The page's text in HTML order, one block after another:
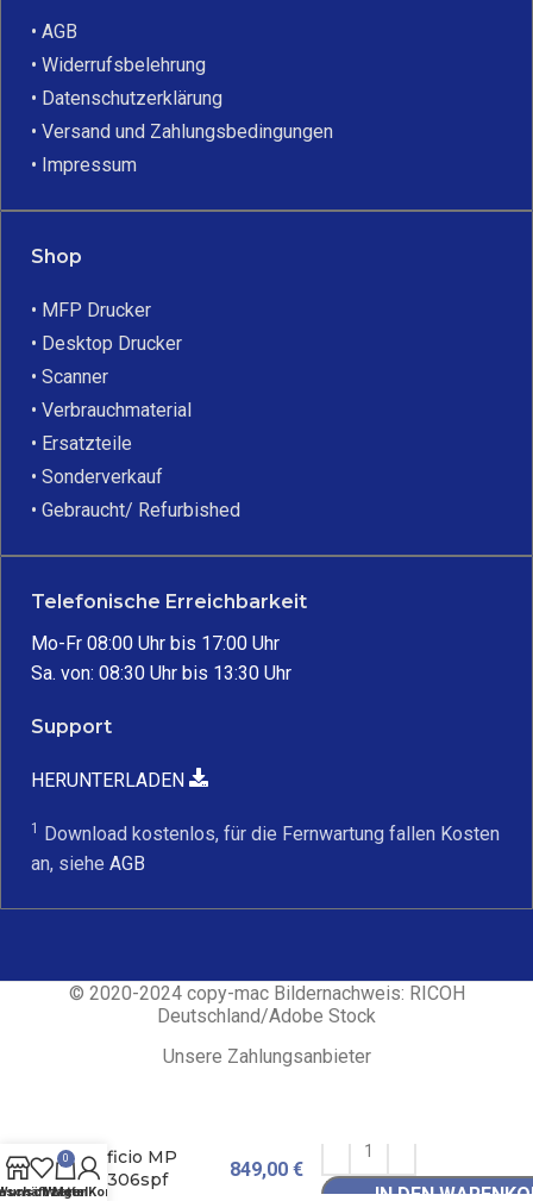
• AGB
• Widerrufsbelehrung
• Datenschutzerklärung
• Versand und Zahlungsbedingungen
• Impressum
Shop
• MFP Drucker
• Desktop Drucker
• Scanner
• Verbrauchmaterial
• Ersatzteile
• Sonderverkauf
• Gebraucht/ Refurbished
Telefonische Erreichbarkeit
Mo-Fr 08:00 Uhr bis 17:00 Uhr
Sa. von: 08:30 Uhr bis 13:30 Uhr
Support
HERUNTERLADEN
1 Download kostenlos, für die Fernwartung fallen Kosten
an, sieheAGB
© 2020-2024 copy-mac Bildernachweis: RICOH
Deutschland/Adobe Stock
Unsere Zahlungsanbieter
Aficio MP
C306spf
849,00 €
IN DEN
0
Wagen
Mein Konto